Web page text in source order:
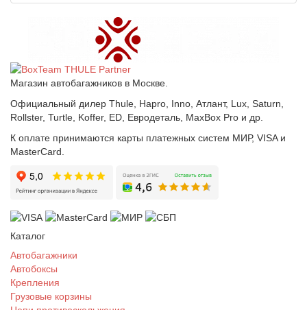
Магазин автобагажников в Москве.
Официальный дилер Thule, Hapro, Inno, Атлант, Lux, Saturn,
Rollster, Turtle, Koffer, ED, Евродеталь, MaxBox Pro и др.
К оплате принимаются карты платежных систем МИР, VISA и
MasterCard.
Каталог
Автобагажники
Автобоксы
Крепления
Грузовые корзины